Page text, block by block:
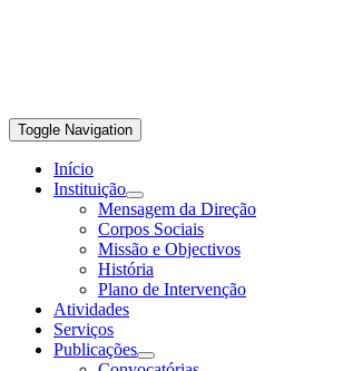
Toggle Navigation
Início
Instituição
Mensagem da Direção
Corpos Sociais
Missão e Objectivos
História
Plano de Intervenção
Atividades
Serviços
Publicações